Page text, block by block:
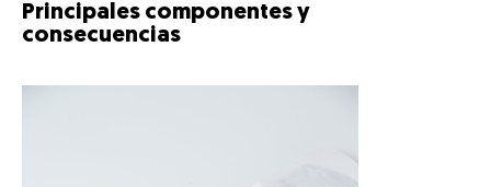
Principales componentes y
consecuencias